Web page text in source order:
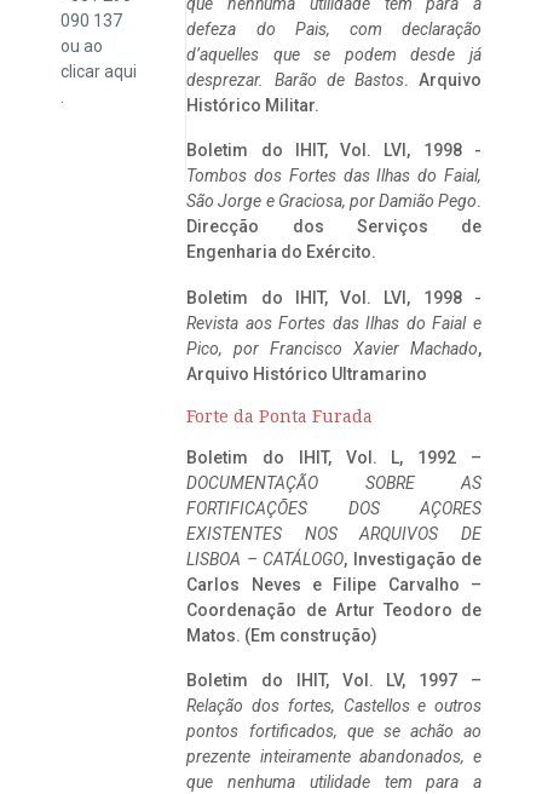
090 137
ou ao
clicaraqui
defeza do Pais, com declaração
d’aquelles que se podem desde já
desprezar. Barão de Bastos. Arquivo
Histórico Militar.
Boletim do IHIT, Vol. LVI, 1998 -
Tombos dos Fortes das Ilhas do Faial,
São Jorge e Graciosa, por Damião Pego.
Direcção dos Serviços de
Engenharia do Exército.
Boletim do IHIT, Vol. LVI, 1998 -
Revista aos Fortes das Ilhas do Faial e
Pico, por Francisco Xavier Machado,
Arquivo Histórico Ultramarino
Forte da Ponta Furada
Boletim do IHIT, Vol. L, 1992 –
DOCUMENTAÇÃO SOBRE AS
FORTIFICAÇÕES DOS AÇORES
EXISTENTES NOS ARQUIVOS DE
LISBOA – CATÁLOGO, Investigação de
Carlos Neves e Filipe Carvalho –
Coordenação de Artur Teodoro de
Matos. (Em construção)
Boletim do IHIT, Vol. LV, 1997 –
Relação dos fortes, Castellos e outros
pontos fortificados, que se achão ao
prezente inteiramente abandonados, e
que nenhuma utilidade tem para a